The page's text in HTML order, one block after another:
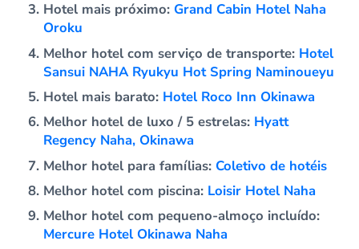
Hotel mais próximo: Grand Cabin Hotel Naha
Oroku
Melhor hotel com serviço de transporte: Hotel
Sansui NAHA Ryukyu Hot Spring Naminoueyu
Hotel mais barato: Hotel Roco Inn Okinawa
Melhor hotel de luxo / 5 estrelas: Hyatt
Regency Naha, Okinawa
Melhor hotel para famílias: Coletivo de hotéis
Melhor hotel com piscina: Loisir Hotel Naha
Melhor hotel com pequeno-almoço incluído:
Mercure Hotel Okinawa Naha